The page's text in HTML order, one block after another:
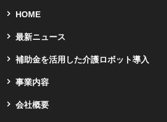
HOME
最新ニュース
補助金を活用した介護ロボット導入
事業内容
会社概要